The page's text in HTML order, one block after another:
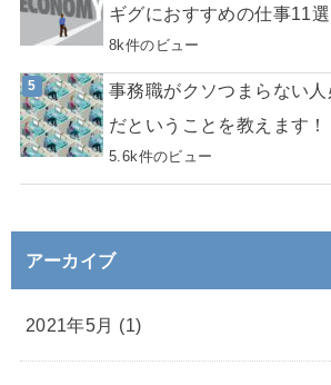
ギグにおすすめの仕事11選
8k件のビュー
事務職がクソつまらない
だということを教えます！
5.6k件のビュー
アーカイブ
2021年5月 (1)